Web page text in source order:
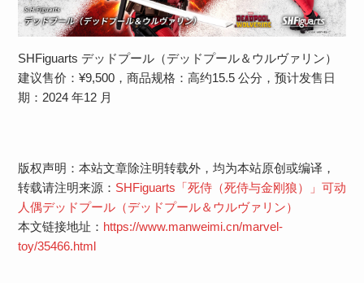
SHFiguarts デッドプール（デッドプール＆ウルヴァリン）
建议售价：¥9,500，商品规格：高约15.5 公分，预计发售日
期：2024 年12 月
版权声明：本站文章除注明转载外，均为本站原创或编译，
转载请注明来源： SHFiguarts「死侍（死侍与金刚狼）」可动
人偶デッドプール（デッドプール＆ウルヴァリン）
本文链接地址： https://www.manweimi.cn/marvel-
toy/35466.html